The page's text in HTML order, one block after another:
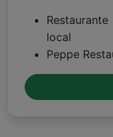
local
Peppe